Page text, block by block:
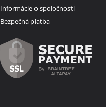
Informácie o spoločnosti
Bezpečná platba